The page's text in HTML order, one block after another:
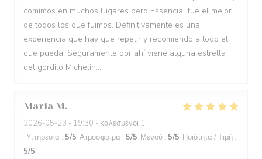
comimos en muchos lugares pero Essencial fue el mejor
de todos los que fuimos. Definitivamente es una
experiencia que hay que repetir y recomiendo a todo el
que pueda. Seguramente por ahí viene alguna estrella
del gordito Michelin....
Maria M
2026-05-23 - 19:30 - καλεσμένοι 1
Υπηρεσία : 5/5 Ατμόσφαιρα : 5/5 Μενού : 5/5 Ποιότητα / Τιμή :
5/5